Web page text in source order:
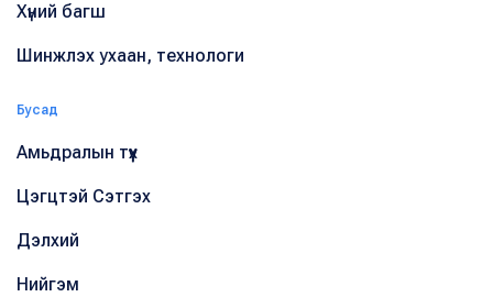
Хүний багш
Шинжлэх ухаан, технологи
Бусад
Амьдралын түүх
Цэгцтэй Сэтгэх
Дэлхий
Нийгэм